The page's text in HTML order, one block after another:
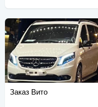
Заказ Вито